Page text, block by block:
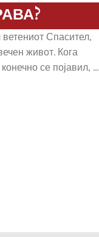
ветениот Спасител,
живот. Кога
се појавил, ...